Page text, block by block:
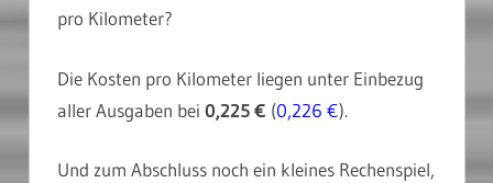
pro Kilometer?
Die Kosten pro Kilometer liegen unter Einbezug
aller Ausgaben bei 0,225 € (0,226 €).
Und zum Abschluss noch ein kleines Rechenspiel,